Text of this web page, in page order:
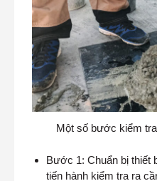
Một số bước kiểm
Bước 1: Chuẩn bị thiết
tiến hành kiểm tra ra